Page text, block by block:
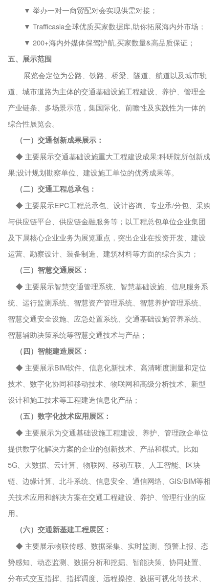
▼ 举办一对一商贸配对会实现供需对接；
▼ Trafficasia全球优质买家数据库,助你拓展海内外市场；
▼ 200+海内外媒体保驾护航,买家数量&高品质保证；
五、展示范围
展览会定位为公路、铁路、桥梁、隧道、航道以及城市轨
道、城市道路为主体的交通基础设施工程建设、养护、管理全
产业链条、多场景示范，集国际化、前瞻性及实践性为一体的
综合性展览会。
（一）交通创新成果展示：
◆ 主要展示交通基础设施重大工程建设成果;科研院所创新成
果;设计规划勘察单位、建设施工单位的优秀成果等。
（二）交通工程总承包：
◆ 主要展示EPC工程总承包、设计咨询、专业承/分包、采购
与供应链平台、供应链金融服务等；以工程总包单位企业集团
及下属核心企业业务为展览重点，突出企业在投资开发、建设
运营、勘察设计、装备制造、建筑材料等方面的综合实力；
（三）智慧交通展区：
◆ 主要展示智慧交通管理系统、智慧基础设施、信息服务系
统、运行监测系统、智慧资产管理系统、智慧养护管理系统、
智慧交通安全设施、应急处置系统、交通基础设施管养系统、
智慧辅助决策系统等智慧交通技术与产品；
（四）智能建造展区：
◆ 主要展示BIM软件、信息化新技术、高清晰度测量和定位
技术、数字化协同和移动技术、物联网和高级分析技术、新型
设计和施工技术等工程建造信息化产品；
（五）数字化技术应用展区：
◆ 主要展示为交通基础设施工程建设、养护、管理政企单位
提供数字化解决方案的企业的创新技术、产品和模式。比如
5G、大数据、云计算、物联网、移动互联、人工智能、区块
链、边缘计算、北斗系统、信息安全、通信网络、GIS/BIM等相
关技术应用和解决方案在交通工程建设、养护、管理行业的应
用。
（六）交通新基建工程展区：
◆ 主要展示物联传感、数据采集、实时监测、预警上报、态
势感知、动态监测、数据分析和挖掘、智能决策、协同处置、
分布式交互指挥、指挥调度、远程操控、数据可视化等技术、